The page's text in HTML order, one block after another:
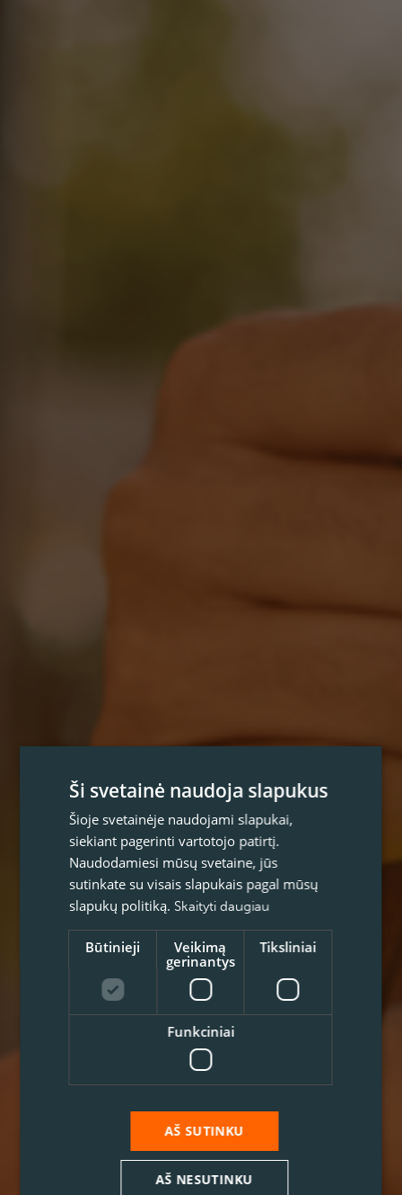
Ši svetainė naudoja slapukus
Šioje svetainėje naudojami slapukai,
siekiant pagerinti vartotojo patirtį.
Naudodamiesi mūsų svetaine, jūs
sutinkate su visais slapukais pagal mūsų
slapukų politiką. Skaityti daugiau
Būtinieji
Veikimą
gerinantys
Tiksliniai
Funkciniai
AŠ SUTINKU
AŠ NESUTINKU